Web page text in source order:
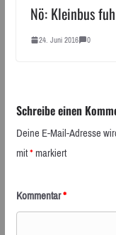
Nö: Kleinbus
24. Juni 2016 0
Schreibe einen
Deine E-Mail-Adresse
mit*markiert
Kommentar*